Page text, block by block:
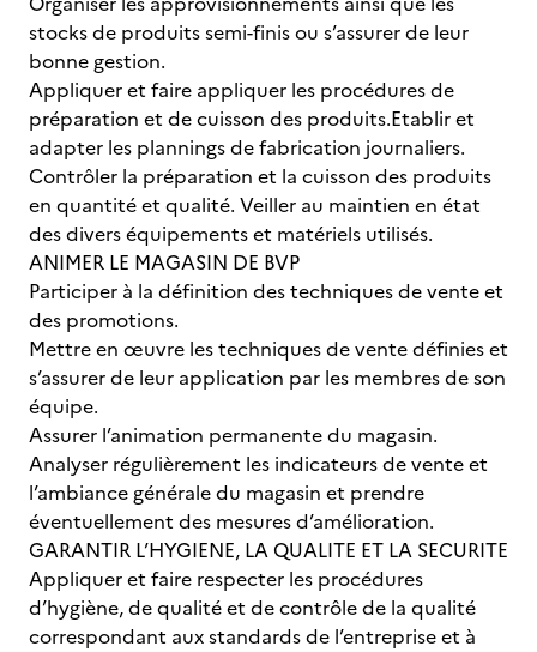
stocks de produits semi-finis ou s’assurer de leur
bonne gestion.
Appliquer et faire appliquer les procédures de
préparation et de cuisson des produits.Etablir et
adapter les plannings de fabrication journaliers.
Contrôler la préparation et la cuisson des produits
en quantité et qualité. Veiller au maintien en état
des divers équipements et matériels utilisés.
ANIMER LE MAGASIN DE BVP
Participer à la définition des techniques de vente et
des promotions.
Mettre en œuvre les techniques de vente définies et
s’assurer de leur application par les membres de son
équipe.
Assurer l’animation permanente du magasin.
Analyser régulièrement les indicateurs de vente et
l’ambiance générale du magasin et prendre
éventuellement des mesures d’amélioration.
GARANTIR L’HYGIENE, LA QUALITE ET LA SECURITE
Appliquer et faire respecter les procédures
d’hygiène, de qualité et de contrôle de la qualité
correspondant aux standards de l’entreprise et à